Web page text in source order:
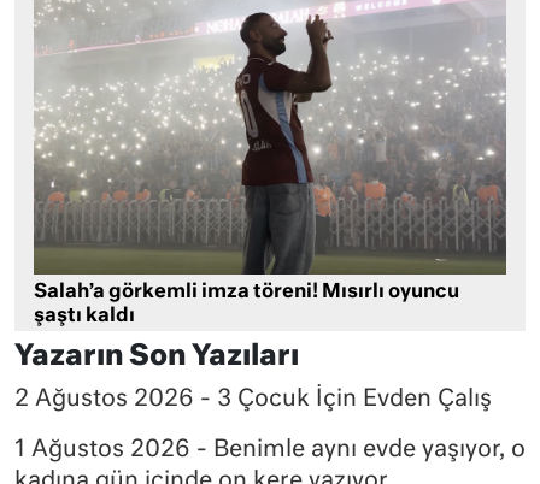
Salah’a görkemli imza töreni! Mısırlı oyuncu
şaştı kaldı
Yazarın Son Yazıları
2 Ağustos 2026 - 3 Çocuk İçin Evden Çalış
1 Ağustos 2026 - Benimle aynı evde yaşıyor, o